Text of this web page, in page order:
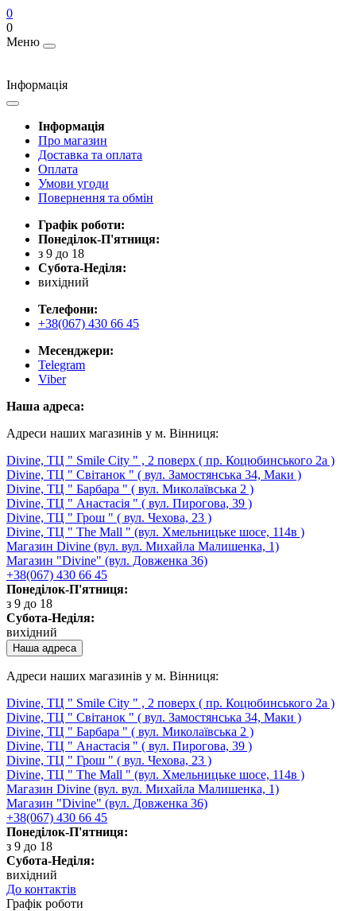
0
0
Меню
Інформація
Інформація
Про магазин
Доставка та оплата
Оплата
Умови угоди
Повернення та обмін
Графік роботи:
Понеділок-П'ятниця:
з 9 до 18
Субота-Неділя:
вихідний
Телефони:
+38(067) 430 66 45
Месенджери:
Telegram
Viber
Наша адреса:
Адреси наших магазинів у м. Вінниця:
Divine, ТЦ " Smile City " , 2 поверх ( пр. Коцюбинського 2а )
Divine, ТЦ " Світанок " ( вул. Замостянська 34, Маки )
Divine, ТЦ " Барбара " ( вул. Миколаївська 2 )
Divine, ТЦ " Анастасія " ( вул. Пирогова, 39 )
Divine, ТЦ " Грош " ( вул. Чехова, 23 )
Divine, ТЦ " The Mall " (вул. Хмельницьке шосе, 114в )
Магазин Divine (вул. вул. Михайла Малишенка, 1)
Магазин "Divine" (вул. Довженка 36)
+38(067) 430 66 45
Понеділок-П'ятниця:
з 9 до 18
Субота-Неділя:
вихідний
Наша адреса
Адреси наших магазинів у м. Вінниця:
Divine, ТЦ " Smile City " , 2 поверх ( пр. Коцюбинського 2а )
Divine, ТЦ " Світанок " ( вул. Замостянська 34, Маки )
Divine, ТЦ " Барбара " ( вул. Миколаївська 2 )
Divine, ТЦ " Анастасія " ( вул. Пирогова, 39 )
Divine, ТЦ " Грош " ( вул. Чехова, 23 )
Divine, ТЦ " The Mall " (вул. Хмельницьке шосе, 114в )
Магазин Divine (вул. вул. Михайла Малишенка, 1)
Магазин "Divine" (вул. Довженка 36)
+38(067) 430 66 45
Понеділок-П'ятниця:
з 9 до 18
Субота-Неділя:
вихідний
До контактів
Графік роботи